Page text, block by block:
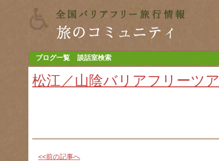
ブログ一覧 談話室検索
松江／山陰バリアフリーツ
<<前の記事へ